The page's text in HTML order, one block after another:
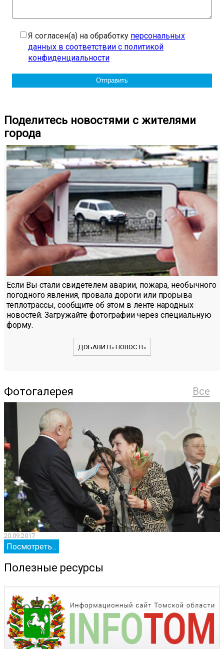
Я согласен(а) на обработку персональных
данных в соответствии с политикой
конфиденциальности
Поделитесь новостями с жителями
города
Если Вы стали свидетелем аварии, пожара, необычного
погодного явления, провала дороги или прорыва
теплотрассы, сообщите об этом в ленте народных
новостей. Загружайте фотографии через специальную
форму.
ДОБАВИТЬ НОВОСТЬ
Все
Фотогалерея
20.09.2017
Посмотреть...
Полезные ресурсы